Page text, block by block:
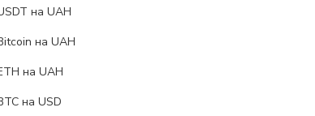
на UAH
на UAH
на UAH
на USD